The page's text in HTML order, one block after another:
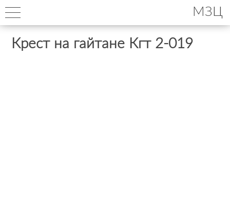
МЗЦ
Крест на гайтане Кгт 2-019